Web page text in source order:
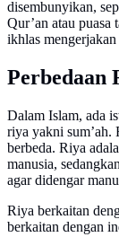
disembunyikan,
Qur’an atau puasa
ikhlas
Perbedaan
Dalam Islam, ada
riya yakni sum’ah.
berbeda. Riya
manusia,
agar didengar
Riya berkaitan
berkaitan dengan